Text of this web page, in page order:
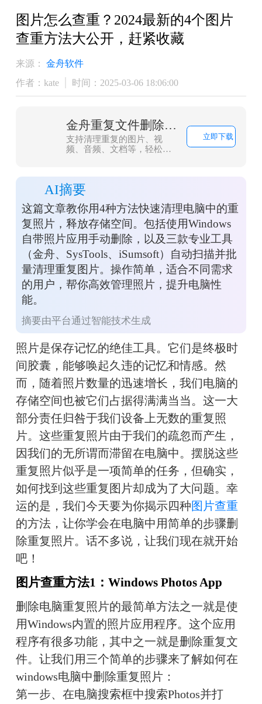
图片怎么查重？2024最新的4个图片
查重方法大公开，赶紧收藏
来源：
金舟软件
作者：kate
时间：2025-03-06 18:06:00
金舟重复文件删除工具
支持清理重复的图片、视
频、音频、文档等，轻松便
立即下载
AI摘要
这篇文章教你用4种方法快速清理电脑中的重
复照片，释放存储空间。包括使用Windows
自带照片应用手动删除，以及三款专业工具
（金舟、SysTools、iSumsoft）自动扫描并批
量清理重复图片。操作简单，适合不同需求
的用户，帮你高效管理照片，提升电脑性
能。
摘要由平台通过智能技术生成
照片是保存记忆的绝佳工具。它们是终极时
间胶囊，能够唤起久违的记忆和情感。然
而，随着照片数量的迅速增长，我们电脑的
存储空间也被它们占据得满满当当。这一大
部分责任归咎于我们设备上无数的重复照
片。这些重复照片由于我们的疏忽而产生，
因我们的无所谓而滞留在电脑中。摆脱这些
重复照片似乎是一项简单的任务，但确实，
如何找到这些重复图片却成为了大问题。幸
运的是，我们今天要为你揭示四种图片查重
的方法，让你学会在电脑中用简单的步骤删
除重复照片。话不多说，让我们现在就开始
吧！
图片查重方法1：Windows Photos App
删除电脑重复照片的最简单方法之一就是使
用Windows内置的照片应用程序。这个应用
程序有很多功能，其中之一就是删除重复文
件。让我们用三个简单的步骤来了解如何在
windows电脑中删除重复照片：
第一步、在电脑搜索框中搜索Photos并打